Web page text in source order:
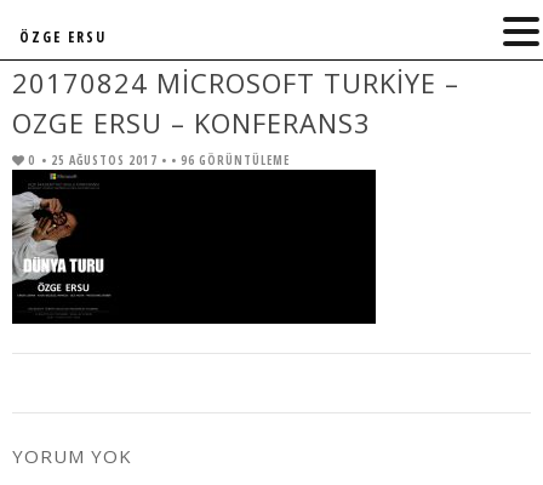
20170824 MICROSOFT TURKIYE –
OZGE ERSU – KONFERANS3
0 • 25 AĞUSTOS 2017 • • 96 GÖRÜNTÜLEME
YORUM YOK
ÖZGE ERSU